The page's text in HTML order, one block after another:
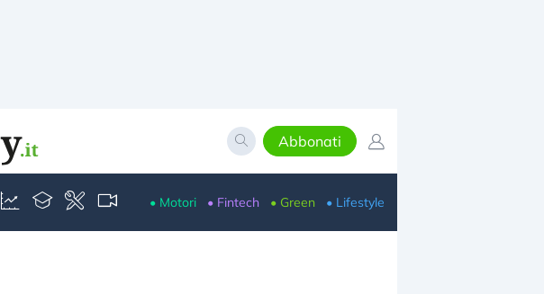
Abbonati
• Motori • Fintech • Green • Lifestyle